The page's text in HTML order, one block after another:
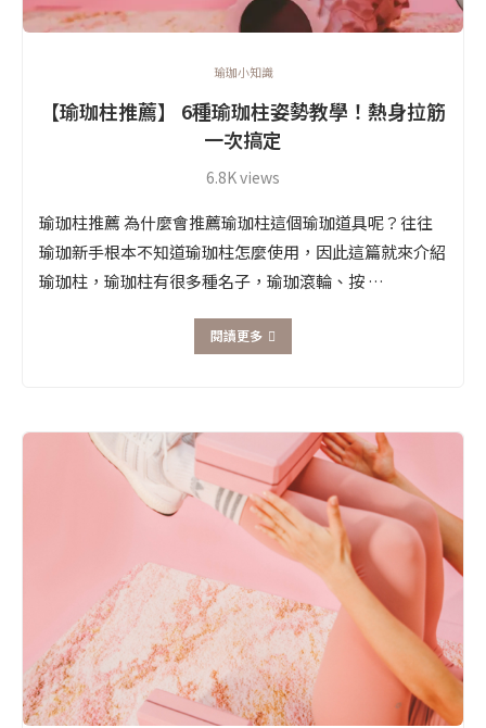
瑜珈小知識
【瑜珈柱推薦】 6種瑜珈柱姿勢教學！熱身拉筋
一次搞定
6.8K views
瑜珈柱推薦 為什麼會推薦瑜珈柱這個瑜珈道具呢？往往
瑜珈新手根本不知道瑜珈柱怎麼使用，因此這篇就來介紹
瑜珈柱，瑜珈柱有很多種名子，瑜珈滾輪、按 …
閱讀更多